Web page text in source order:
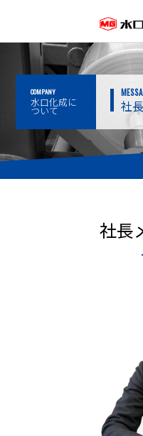
COMPANY
水口化成に
ついて 社
社長